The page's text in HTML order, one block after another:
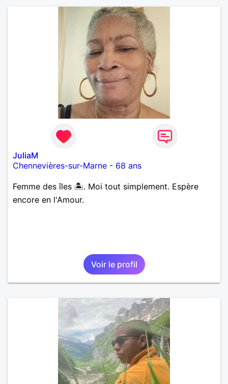
JuliaM
Chennevières-sur-Marne - 68 ans
Femme des îles 🏝️. Moi tout simplement. Espère
encore en l'Amour.
Voir le profil